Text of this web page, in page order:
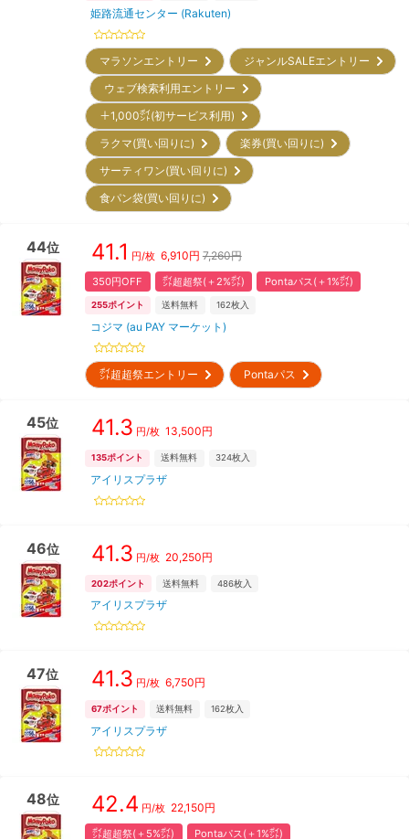
姫路流通センター (Rakuten)
マラソンエントリー
ジャンルSALEエントリー
ウェブ検索利用エントリー
＋1,000㌽(初サービス利用)
ラクマ(買い回りに)
楽券(買い回りに)
サーティワン(買い回りに)
食パン袋(買い回りに)
44位 41.1 円/枚 6,910円 7,260円
350円OFF ㌽超超祭(＋2%㌽) Pontaパス(＋1%㌽)
255ポイント 送料無料 162枚入
コジマ (au PAY マーケット)
㌽超超祭エントリー Pontaパス
45位 41.3 円/枚 13,500円
135ポイント 送料無料 324枚入
アイリスプラザ
46位 41.3 円/枚 20,250円
202ポイント 送料無料 486枚入
アイリスプラザ
47位 41.3 円/枚 6,750円
67ポイント 送料無料 162枚入
アイリスプラザ
48位 42.4 円/枚 22,150円
㌽超超祭(＋5%㌽) Pontaパス(＋1%㌽)